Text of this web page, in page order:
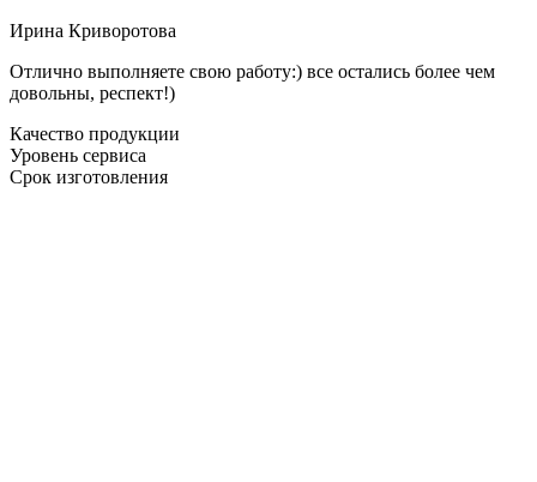
Ирина Криворотова
Отлично выполняете свою работу:) все остались более чем
довольны, респект!)
Качество продукции
Уровень сервиса
Срок изготовления